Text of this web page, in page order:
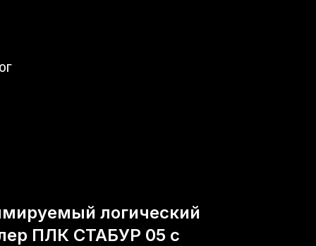
логический
ПЛК СТАБУР 05 с